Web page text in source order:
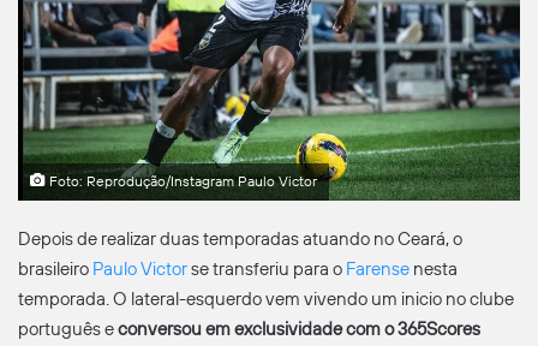
Foto: Reprodução/Instagram Paulo Victor
Depois de realizar duas temporadas atuando no Ceará, o
brasileiro Paulo Victorse transferiu para o Farense nesta
temporada. O lateral-esquerdo vem vivendo um inicio no clube
português econversou emexclusividade com o 365Scores